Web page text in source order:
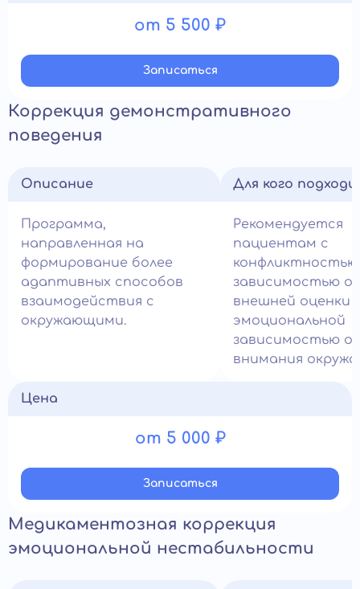
от 5 500 ₽
Записатьcя
Коррекция демонстративного
поведения
Описание
Программа,
направленная на
формирование более
адаптивных способов
взаимодействия с
окружающими.
Для кого
Рекомендуется
пациентам с
зависимостью
внешней оценки
эмоциональной
зависимостью
внимания
Цена
от 5 000 ₽
Записатьcя
Медикаментозная коррекция
эмоциональной нестабильности